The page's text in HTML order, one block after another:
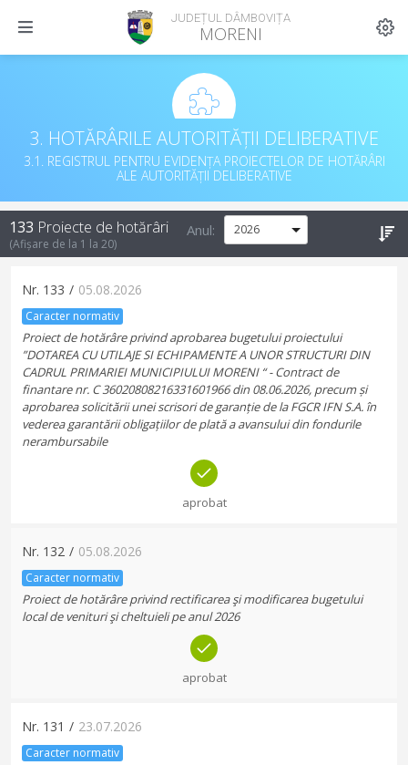
JUDEȚUL DÂMBOVIȚA
MORENI
3. HOTĂRÂRILE AUTORITĂȚII DELIBERATIVE
3.1. REGISTRUL PENTRU EVIDENȚA PROIECTELOR DE HOTĂRÂRI
ALE AUTORITĂȚII DELIBERATIVE
133 Proiecte de hotărâri
(Afișare de la 1 la 20)
Anul:
Nr. 133 / 05.08.2026
Caracter normativ
Proiect de hotărâre privind aprobarea bugetului proiectului
”DOTAREA CU UTILAJE SI ECHIPAMENTE A UNOR STRUCTURI DIN
CADRUL PRIMARIEI MUNICIPIULUI MORENI “ - Contract de
finantare nr. C 36020808216331601966 din 08.06.2026, precum și
aprobarea solicitării unei scrisori de garanție de la FGCR IFN S.A. în
vederea garantării obligațiilor de plată a avansului din fondurile
nerambursabile
aprobat
Nr. 132 / 05.08.2026
Caracter normativ
Proiect de hotărâre privind rectificarea şi modificarea bugetului
local de venituri şi cheltuieli pe anul 2026
aprobat
Nr. 131 / 23.07.2026
Caracter normativ